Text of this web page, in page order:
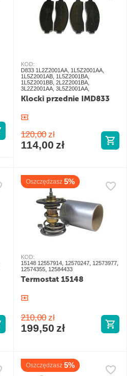
KOD:
D833 1L2Z2001AA, 1L5Z2001AA,
1L5Z2001AB, 1L5Z2001BA,
1L5Z2001BB, 2L2Z2001BA,
3L2Z2001AA, 3L5Z2001AA,
Klocki przednie IMD833
120,00 zł
114,00 zł
Oszczędzasz 5%
KOD:
15148 12557914, 12570247, 12573977,
12574355, 12584433
Termostat 15148
210,00 zł
199,50 zł
Oszczędzasz 5%